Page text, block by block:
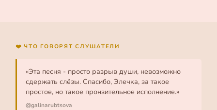
❤️ ЧТО ГОВОРЯТ СЛУШАТЕЛИ
«Эта песня - просто разрыв души, невозможно
сдержать слёзы. Спасибо, Элечка, за такое
простое, но такое пронзительное исполнение.»
@galinarubtsova